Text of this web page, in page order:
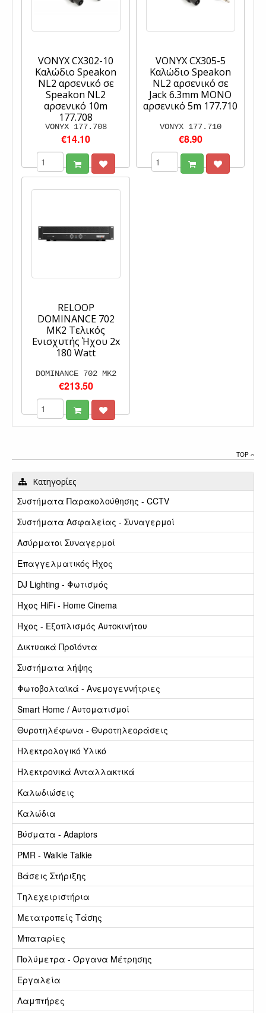
VONYX CX302-10
Καλώδιο Speakon
NL2 αρσενικό σε
Speakon NL2
αρσενικό 10m
177.708
VONYX 177.708
€14.10
VONYX CX305-5
Καλώδιο Speakon
NL2 αρσενικό σε
Jack 6.3mm MONO
αρσενικό 5m 177.710
VONYX 177.710
€8.90
RELOOP
DOMINANCE 702
MK2 Τελικός
Ενισχυτής Ήχου 2x
180 Watt
DOMINANCE 702 MK2
€213.50
TOP
Κατηγορίες
Συστήματα Παρακολούθησης - CCTV
Συστήματα Ασφαλείας - Συναγερμοί
Ασύρματοι Συναγερμοί
Επαγγελματικός Ήχος
DJ Lighting - Φωτισμός
Ήχος HiFi - Home Cinema
Ήχος - Εξοπλισμός Αυτοκινήτου
Δικτυακά Προϊόντα
Συστήματα λήψης
Φωτοβολταϊκά - Ανεμογεννήτριες
Smart Home / Αυτοματισμοί
Θυροτηλέφωνα - Θυροτηλεοράσεις
Ηλεκτρολογικό Υλικό
Ηλεκτρονικά Ανταλλακτικά
Καλωδιώσεις
Καλώδια
Βύσματα - Adaptors
PMR - Walkie Talkie
Βάσεις Στήριξης
Τηλεχειριστήρια
Μετατροπείς Τάσης
Μπαταρίες
Πολύμετρα - Όργανα Μέτρησης
Εργαλεία
Λαμπτήρες